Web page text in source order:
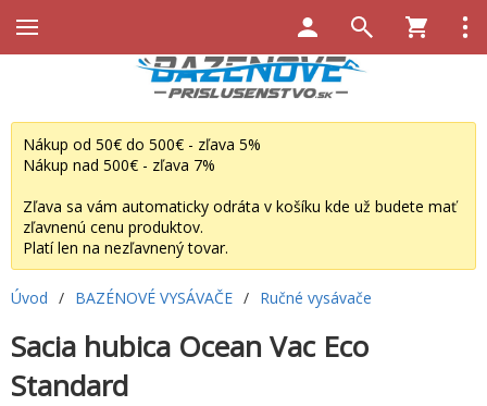
Nákup od 50€ do 500€ - zľava 5%
Nákup nad 500€ - zľava 7%
Zľava sa vám automaticky odráta v košíku kde už budete mať
zľavnenú cenu produktov.
Platí len na nezľavnený tovar.
Úvod / BAZÉNOVÉ VYSÁVAČE / Ručné vysávače
Sacia hubica Ocean Vac Eco
Standard